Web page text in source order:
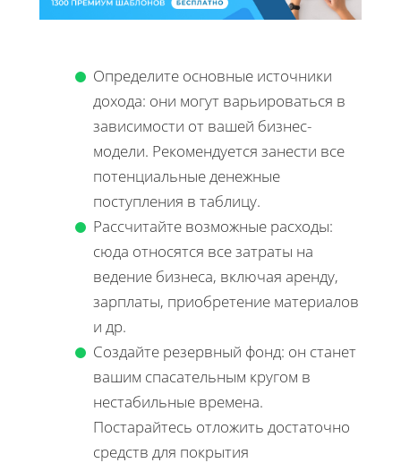
Определите основные источники
дохода: они могут варьироваться в
зависимости от вашей бизнес-
модели. Рекомендуется занести все
потенциальные денежные
поступления в таблицу.
Рассчитайте возможные расходы:
сюда относятся все затраты на
ведение бизнеса, включая аренду,
зарплаты, приобретение материалов
и др.
Создайте резервный фонд: он станет
вашим спасательным кругом в
нестабильные времена.
Постарайтесь отложить достаточно
средств для покрытия